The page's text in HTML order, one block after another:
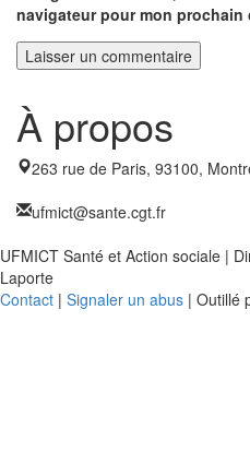
navigateur pour mon prochain
À propos
263 rue de Paris, 93100,
ufmict@sante.cgt.fr
UFMICT Santé et Action sociale |
Laporte
Contact | Signaler un abus | Outillé